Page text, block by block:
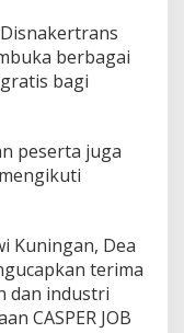
berbagai
bagi
peserta juga
Kuningan, Dea
terima
dan industri
CASPER JOB